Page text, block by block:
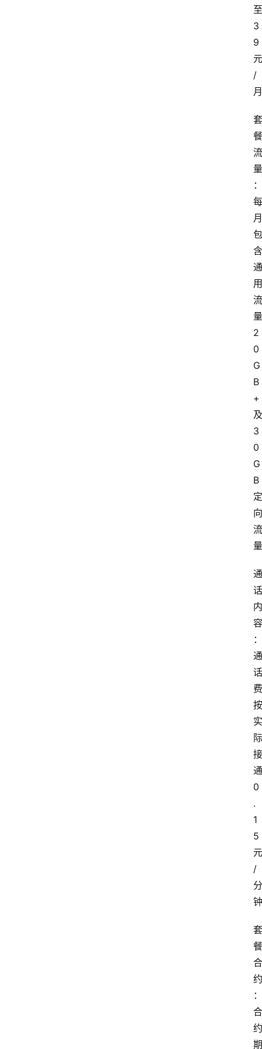
至
3
9
元
/
月
套
餐
流
量
：
每
月
包
含
通
用
流
量
2
0
G
B
+
及
3
0
G
B
定
向
流
量
通
话
内
容
：
通
话
费
按
实
际
接
通
0
.
1
5
元
/
分
钟
套
餐
合
约
：
合
约
期